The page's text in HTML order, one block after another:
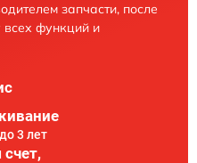
запчасти, после
всех функций и
3 лет